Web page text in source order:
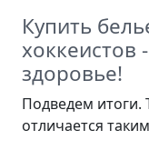
Купить
хоккеистов
здоровье!
Подведем итоги.
отличается